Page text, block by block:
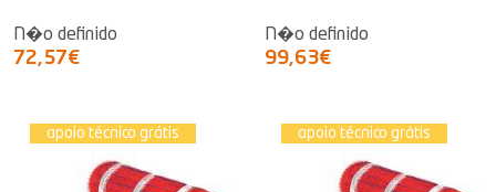
N�o definido
72,57€
N�o definido
99,63€
apoio técnico grátis apoio técnico grátis